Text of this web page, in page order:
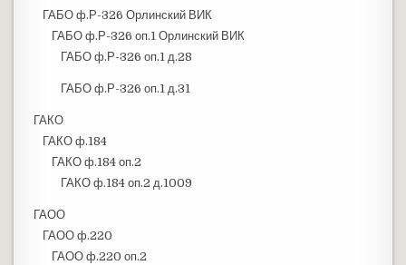
ГАБО ф.Р-326 Орлинский ВИК
ГАБО ф.Р-326 оп.1 Орлинский ВИК
ГАБО ф.Р-326 оп.1 д.28
ГАБО ф.Р-326 оп.1 д.31
ГАКО
ГАКО ф.184
ГАКО ф.184 оп.2
ГАКО ф.184 оп.2 д.1009
ГАОО
ГАОО ф.220
ГАОО ф.220 оп.2